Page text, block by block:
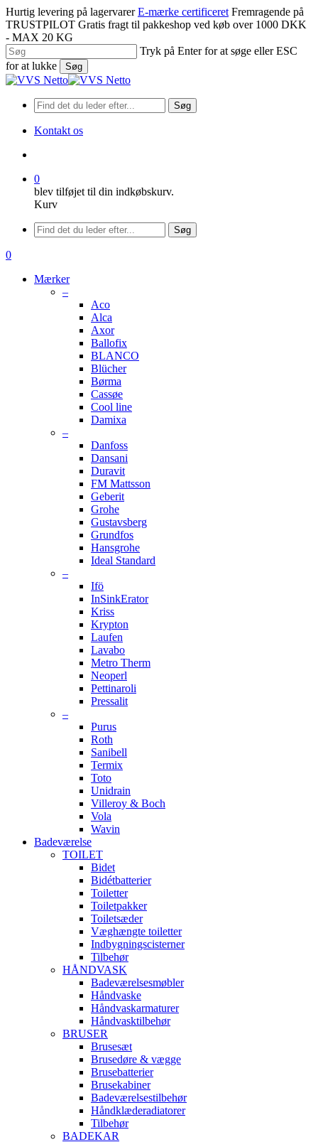
Spring
til
hovedindhold
Hurtig levering på lagervarer E-mærke certificeret Fremragende på
TRUSTPILOT Gratis fragt til pakkeshop ved køb over 1000 DKK
- MAX 20 KG
Tryk på Enter for at søge eller ESC
for at lukke
Søg
Luk
Søg
Kontakt os
0
blev tilføjet til din indkøbskurv.
Kurv
Menu
Søg
søge
0
Mærker
–
Aco
Alca
Axor
Ballofix
BLANCO
Blücher
Børma
Cassøe
Cool line
Damixa
–
Danfoss
Dansani
Duravit
FM Mattsson
Geberit
Grohe
Gustavsberg
Grundfos
Hansgrohe
Ideal Standard
–
Ifö
InSinkErator
Kriss
Krypton
Laufen
Lavabo
Metro Therm
Neoperl
Pettinaroli
Pressalit
–
Purus
Roth
Sanibell
Termix
Toto
Unidrain
Villeroy & Boch
Vola
Wavin
Badeværelse
TOILET
Bidet
Bidétbatterier
Toiletter
Toiletpakker
Toiletsæder
Væghængte toiletter
Indbygningscisterner
Tilbehør
HÅNDVASK
Badeværelsesmøbler
Håndvaske
Håndvaskarmaturer
Håndvasktilbehør
BRUSER
Brusesæt
Brusedøre & vægge
Brusebatterier
Brusekabiner
Badeværelsestilbehør
Håndklæderadiatorer
Tilbehør
BADEKAR